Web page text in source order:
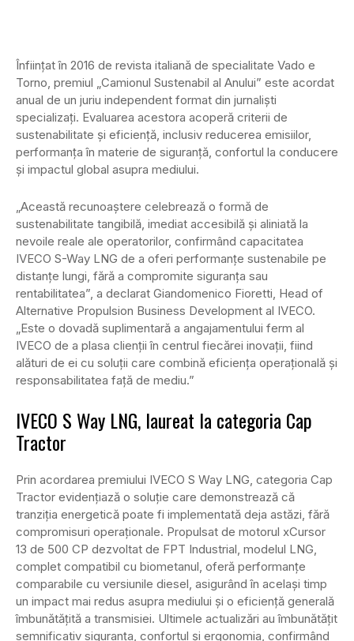
Înființat în 2016 de revista italiană de specialitate Vado e
Torno, premiul „Camionul Sustenabil al Anului” este acordat
anual de un juriu independent format din jurnaliști
specializați. Evaluarea acestora acoperă criterii de
sustenabilitate și eficiență, inclusiv reducerea emisiilor,
performanța în materie de siguranță, confortul la conducere
și impactul global asupra mediului.
„Această recunoaștere celebrează o formă de
sustenabilitate tangibilă, imediat accesibilă și aliniată la
nevoile reale ale operatorilor, confirmând capacitatea
IVECO S-Way LNG de a oferi performanțe sustenabile pe
distanțe lungi, fără a compromite siguranța sau
rentabilitatea”, a declarat Giandomenico Fioretti, Head of
Alternative Propulsion Business Development al IVECO.
„Este o dovadă suplimentară a angajamentului ferm al
IVECO de a plasa clienții în centrul fiecărei inovații, fiind
alături de ei cu soluții care combină eficiența operațională și
responsabilitatea față de mediu.”
IVECO S Way LNG, laureat la categoria Cap
Tractor
Prin acordarea premiului IVECO S Way LNG, categoria Cap
Tractor evidențiază o soluție care demonstrează că
tranziția energetică poate fi implementată deja astăzi, fără
compromisuri operaționale. Propulsat de motorul xCursor
13 de 500 CP dezvoltat de FPT Industrial, modelul LNG,
complet compatibil cu biometanul, oferă performanțe
comparabile cu versiunile diesel, asigurând în același timp
un impact mai redus asupra mediului și o eficiență generală
îmbunătățită a transmisiei. Ultimele actualizări au îmbunătățit
semnificativ siguranța, confortul și ergonomia, confirmând